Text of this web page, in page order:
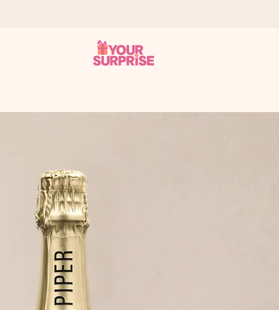
du es genau zum richtigen Zeitpunkt überreichen
Reviews (Gesamtergebnis aller Länder, in die wir
Foto oder einer Nachricht von Herzen. Kein